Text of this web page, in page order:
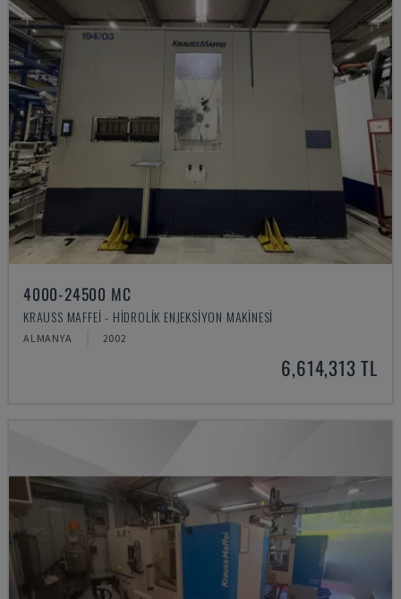
4000-24500 MC
KRAUSS MAFFEI - HIDROLIK ENJEKSIYON MAKINESI
ALMANYA 2002
6,614,313 TL